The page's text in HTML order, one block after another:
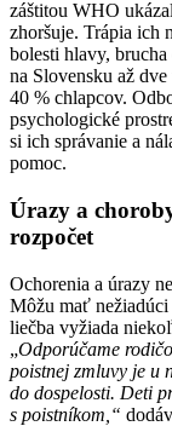
záštitou WHO
zhoršuje. Trápia ich
bolesti hlavy,
na Slovensku až
40 % chlapcov.
psychologické
si ich správanie a
pomoc.
Úrazy a
rozpočet
Ochorenia a úrazy
Môžu mať
liečba vyžiada
„Odporúčame
poistnej zmluvy je u
do dospelosti. Deti
s poistníkom,“